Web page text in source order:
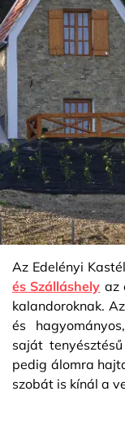
Az Edelényi
és Szálláshely az
kalandoroknak.
és
saját
pedig álomra
szobát is kínál a